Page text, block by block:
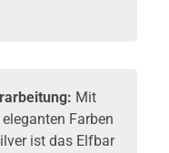
Mit
Farben
ist das Elfbar